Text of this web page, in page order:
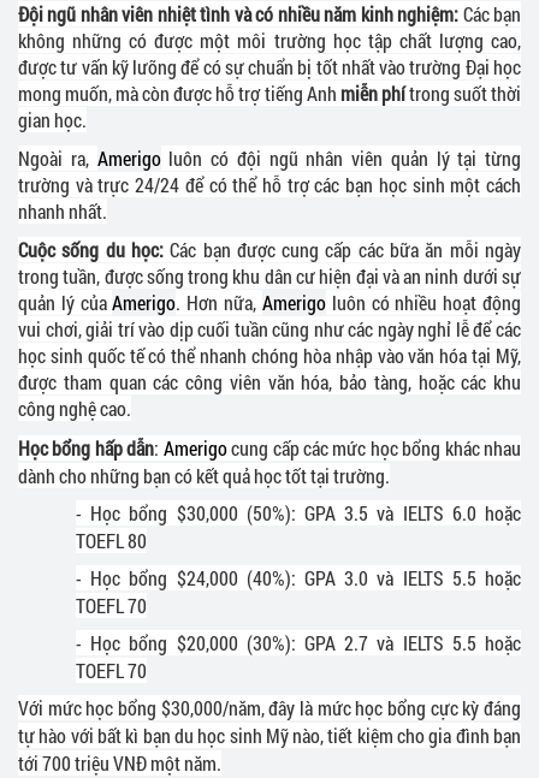
Đội ngũ nhân viên nhiệt tình và có nhiều năm kinh nghiệm:Các bạn
không những có được một môi trường học tập chất lượng cao,
được tư vấn kỹ lưỡng để có sự chuẩn bị tốt nhất vào trường Đại học
mong muốn, mà còn được hỗ trợ tiếng Anh miễn phítrong suốt thời
gian học.
Ngoài ra, Amerigoluôn có đội ngũ nhân viên quản lý tại từng
trường và trực 24/24 để có thể hỗ trợ các bạn học sinh một cách
nhanh nhất.
Cuộc sống du học:Các bạn được cung cấp các bữa ăn mỗi ngày
trong tuần, được sống trong khu dân cư hiện đại và an ninh dưới sự
quản lý củaAmerigo. Hơn nữa, Amerigoluôn có nhiều hoạt động
vui chơi, giải trí vào dịp cuối tuần cũng như các ngày nghỉ lễ để các
học sinh quốc tế có thể nhanh chóng hòa nhập vào văn hóa tại Mỹ,
được tham quan các công viên văn hóa, bảo tàng, hoặc các khu
công nghệ cao.
Học bổng hấp dẫn: Amerigocung cấp các mức học bổng khác nhau
dành cho những bạn có kết quả học tốt tại trường.
- Học bổng $30,000 (50%): GPA 3.5 và IELTS 6.0 hoặc
TOEFL 80
- Học bổng $24,000 (40%): GPA 3.0 và IELTS 5.5 hoặc
TOEFL 70
- Học bổng $20,000 (30%): GPA 2.7 và IELTS 5.5 hoặc
TOEFL 70
Với mức học bổng $30,000/năm, đây là mức học bổng cực kỳ đáng
tự hào với bất kì bạn du học sinh Mỹ nào, tiết kiệm cho gia đình bạn
tới 700 triệu VNĐ một năm.